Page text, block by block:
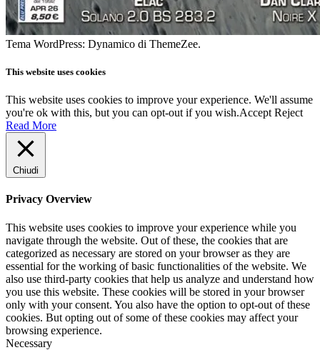
Tema WordPress: Dynamico di ThemeZee.
This website uses cookies
This website uses cookies to improve your experience. We'll assume
you're ok with this, but you can opt-out if you wish.Accept Reject
Read More
Chiudi
Privacy Overview
This website uses cookies to improve your experience while you
navigate through the website. Out of these, the cookies that are
categorized as necessary are stored on your browser as they are
essential for the working of basic functionalities of the website. We
also use third-party cookies that help us analyze and understand how
you use this website. These cookies will be stored in your browser
only with your consent. You also have the option to opt-out of these
cookies. But opting out of some of these cookies may affect your
browsing experience.
Necessary